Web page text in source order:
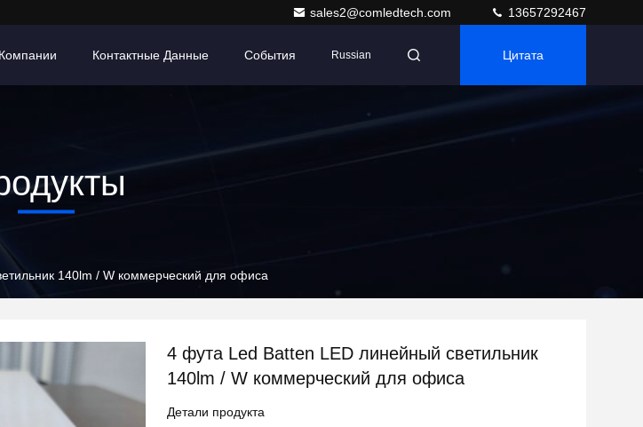
sales2@comledtech.com 13657292467
Контактные Данные События Russian Цитата
140lm / W коммерческий для офиса
4 фута Led Batten LED линейный светильник
140lm / W коммерческий для офиса
Детали продукта